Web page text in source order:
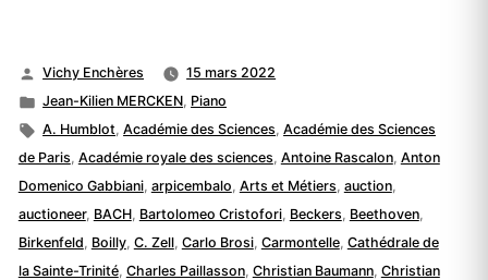
Publié
par
Vichy Enchères
15 mars 2022
Publié
dans
Jean-Kilien MERCKEN Piano
Étiquettes :
A. Humblot ,Académie des Sciences ,Académie des Sciences
de Paris Académie royale des sciences Antoine Rascalon, Anton
Domenico Gabbiani, arpicembalo Arts et Métiers auction,
auctioneer, BACH, Bartolomeo Cristofori, Beckers Beethoven,
Birkenfeld Boilly, C. Zell, Carlo Brosi, Carmontelle, Cathédrale de
la Sainte-Trinité, Charles Paillasson, Christian Baumann, Christian